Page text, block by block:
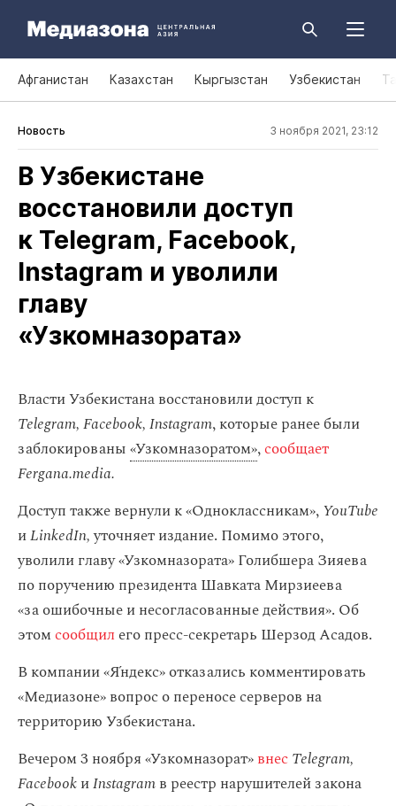
Афганистан Казахстан Кыргызстан Узбекистан
Новость 3 ноября 2021, 23:12
В Узбекистане
восстановили доступ
к Telegram, Facebook,
Instagram и уволили
главу
«Узкомназората»
Власти Узбекистана восстановили доступ к
Telegram, Facebook, Instagram, которые ранее были
заблокированы«Узкомназоратом»,сообщает
Fergana.media.
Доступ также вернули к «Одноклассникам»,YouTube
иLinkedIn,уточняет издание. Помимо этого,
уволили главу «Узкомназората» Голибшера Зияева
по поручению президента Шавката Мирзиеева
«за ошибочные и несогласованные действия». Об
этомсообщилего пресс-секретарь Шерзод Асадов.
В компании «Я́ндекс» отказались комментировать
«Медиазоне» вопрос о переносе серверов на
территорию Узбекистана.
Вечером 3 ноября «Узкомназорат»внесTelegram,
FacebookиInstagramв реестр нарушителей закона